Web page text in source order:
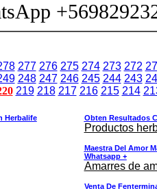
277 276 275 274 273 272
248 247 246 245 244 243
219 218 217 216 215 214
Herbalife Obten Resultados
Productos
Maestra Del Amor
Whatsapp +
Amarres de
Venta De